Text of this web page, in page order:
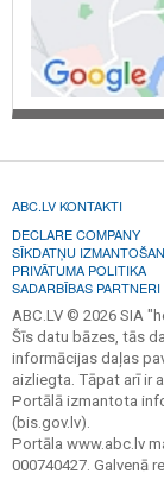
ABC.LV KONTAKTI
DECLARE COMPANY
SĪKDATŅU
PRIVĀTUMA POLITIKA
SADARBĪBAS PARTNERI
ABC.LV © 2026 SIA
Šīs datu bāzes, tās
informācijas daļas
aizliegta. Tāpat arī ir
Portālā izmantota
(bis.gov.lv).
Portāla www.abc.lv
000740427. Galvenā